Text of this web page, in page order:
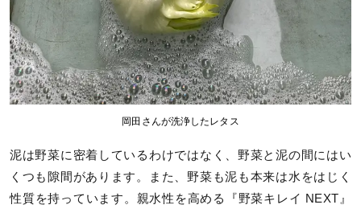
岡田さんが洗浄したレタス
泥は野菜に密着しているわけではなく、野菜と泥の間にはい
くつも隙間があります。また、野菜も泥も本来は水をはじく
性質を持っています。親水性を高める『野菜キレイ NEXT』